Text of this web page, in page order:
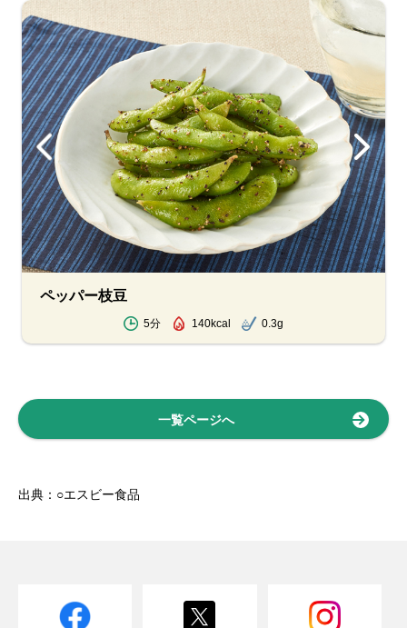
ペッパー枝豆
5分 140kcal 0.3g
一覧ページへ
出典：○エスビー食品